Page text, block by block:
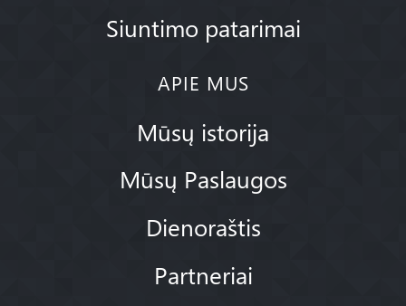
Siuntimo patarimai
APIE MUS
Mūsų istorija
Mūsų Paslaugos
Dienoraštis
Partneriai